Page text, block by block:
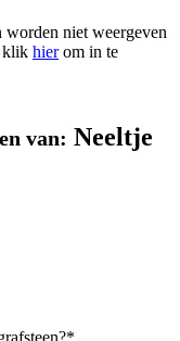
worden niet weergeven
klik hierom in te
van: Neeltje